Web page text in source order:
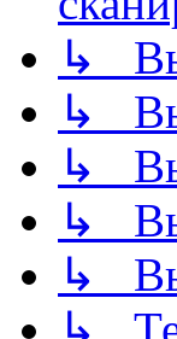
↳
↳
↳
↳
↳